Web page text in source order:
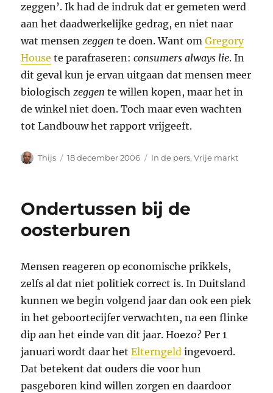
zeggen’. Ik had de indruk dat er gemeten werd
aan het daadwerkelijke gedrag, en niet naar
wat mensenzeggen te doen. Want omGregory
House te parafraseren:consumers always lie. In
dit geval kun je ervan uitgaan dat mensen meer
biologischzeggen te willen kopen, maar het in
de winkel niet doen. Toch maar even wachten
tot Landbouw het rapport vrijgeeft.
Auteur
Thijs
Geplaatst
18 december 2006 Categorieën
In de pers,Vrije markt
Ondertussen bij de
oosterburen
Mensen reageren op economische prikkels,
zelfs al dat niet politiek correct is. In Duitsland
kunnen we begin volgend jaar dan ook een piek
in het geboortecijfer verwachten, na een flinke
dip aan het einde van dit jaar. Hoezo? Per 1
januari wordt daar hetElterngeldingevoerd.
Dat betekent dat ouders die voor hun
pasgeboren kind willen zorgen en daardoor